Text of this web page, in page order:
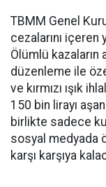
TBMM Genel
cezalarını içeren
Ölümlü kazaların
düzenleme ile
ve kırmızı ışık
150 bin lirayı
birlikte sadece
sosyal medyada
karşı karşıya